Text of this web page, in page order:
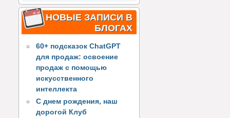
НОВЫЕ ЗАПИСИ В
БЛОГАХ
60+ подсказок ChatGPT
для продаж: освоение
продаж с помощью
искусственного
интеллекта
С днем рождения, наш
дорогой Клуб